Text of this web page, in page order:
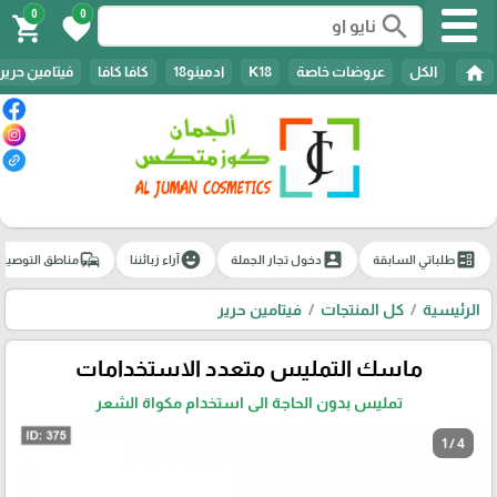
search
0
favorite
0
shopping_cart
home الكل عروضات خاصة K18 ادمينو18 كافا كافا فيتامين حرير
ballotطلباتي السابقة account_boxدخول تجار الجملة emoji_emotionsآراء زبائننا commuteمناطق
الرئيسية كل المنتجات فيتامين حرير
ماسك التمليس متعدد الاستخدامات
تمليس بدون الحاجة الى استخدام مكواة الشعر
1 / 4